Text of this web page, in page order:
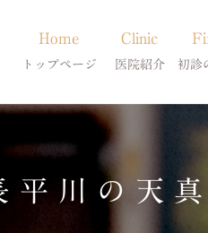
Home
トップページ
Clinic
医院紹介
当院のご紹介
獣医師紹介
初診
初診の方へ
平川の天